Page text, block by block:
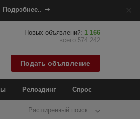
Подробнее..
Новых объявлений: 1 166
всего 574 242
Подать объявление
Релоадинг Спрос
Расширенный поиск